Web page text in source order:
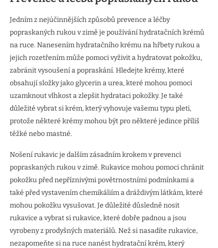
Jedním z nejúčinnějších způsobů prevence a léčby
popraskaných rukou v zimě je používání hydratačních krémů
na ruce. Nanesením hydratačního krému na hřbety rukou a
jejich rozetřením může pomoci vyživit a hydratovat pokožku,
zabránit vysoušení a popraskání. Hledejte krémy, které
obsahují složky jako glycerin a urea, které mohou pomoci
uzamknout vlhkost a zlepšit hydrataci pokožky. Je také
důležité vybrat si krém, který vyhovuje vašemu typu pleti,
protože některé krémy mohou být pro některé jedince příliš
těžké nebo mastné.
Nošení rukavic je dalším zásadním krokem v prevenci
popraskaných rukou v zimě. Rukavice mohou pomoci chránit
pokožku před nepříznivými povětrnostními podmínkami a
také před vystavením chemikáliím a dráždivým látkám, které
mohou pokožku vysušovat. Je důležité důsledně nosit
rukavice a vybrat si rukavice, které dobře padnou a jsou
vyrobeny z prodyšných materiálů. Než si nasadíte rukavice,
nezapomeňte si na ruce nanést hydratační krém, který